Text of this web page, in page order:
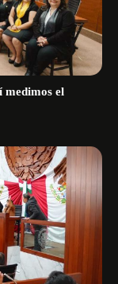
medimos el